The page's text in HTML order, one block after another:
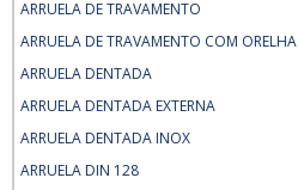
ARRUELA DE TRAVAMENTO
ARRUELA DE TRAVAMENTO COM ORELHA
ARRUELA DENTADA
ARRUELA DENTADA EXTERNA
ARRUELA DENTADA INOX
ARRUELA DIN 128